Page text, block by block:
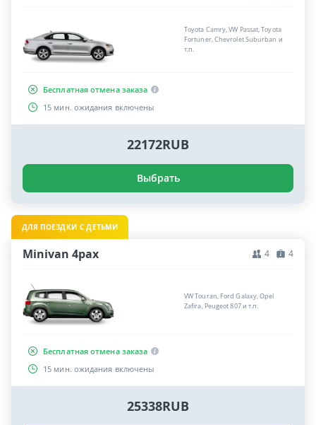
Toyota Camry, VW Passat, Toyota
Fortuner, Chevrolet Suburban и
т.п.
Бесплатная отмена заказа
15 мин. ожидания включены
22172RUB
Выбрать
ДЛЯ ПОЕЗДКИ С ДЕТЬМИ
Minivan 4pax 4 4
VW Touran, Ford Galaxy, Opel
Zafira, Peugeot 807 и т.п.
Бесплатная отмена заказа
15 мин. ожидания включены
25338RUB